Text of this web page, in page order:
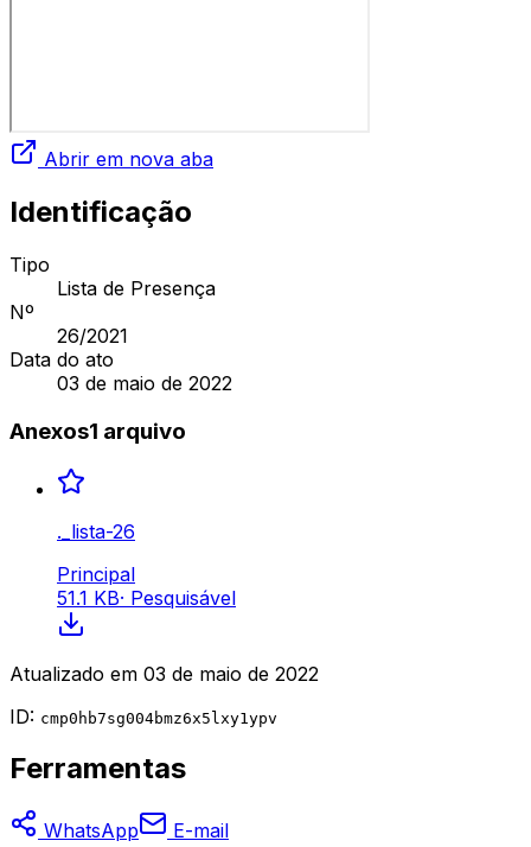
Abrir em nova aba
Identificação
Tipo
Lista de Presença
Nº
26/2021
Data do ato
03 de maio de 2022
Anexos1 arquivo
._lista-26
Principal
51.1 KB· Pesquisável
Atualizado em 03 de maio de 2022
ID: cmp0hb7sg004bmz6x5lxy1ypv
Ferramentas
WhatsApp
E-mail